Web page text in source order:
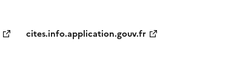
cites.info.application.gouv.fr